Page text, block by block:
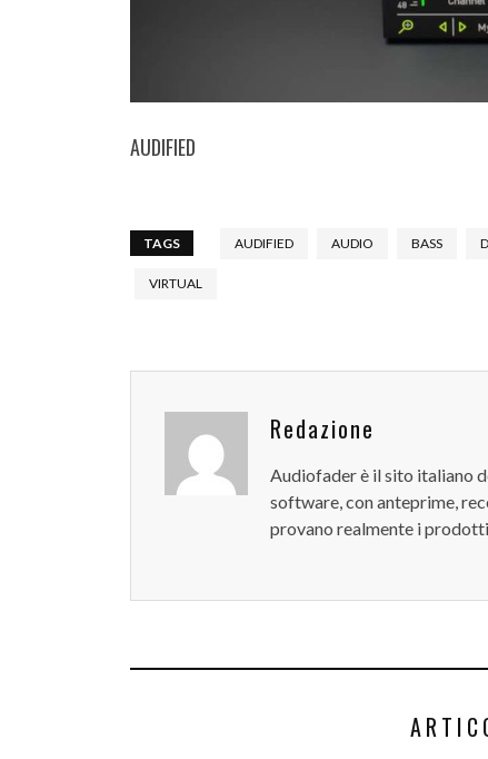
AUDIFIED
TAGS AUDIFIED AUDIO BASS
VIRTUAL
Redazione
Audiofader è il sito italiano
software, con anteprime,
provano realmente i